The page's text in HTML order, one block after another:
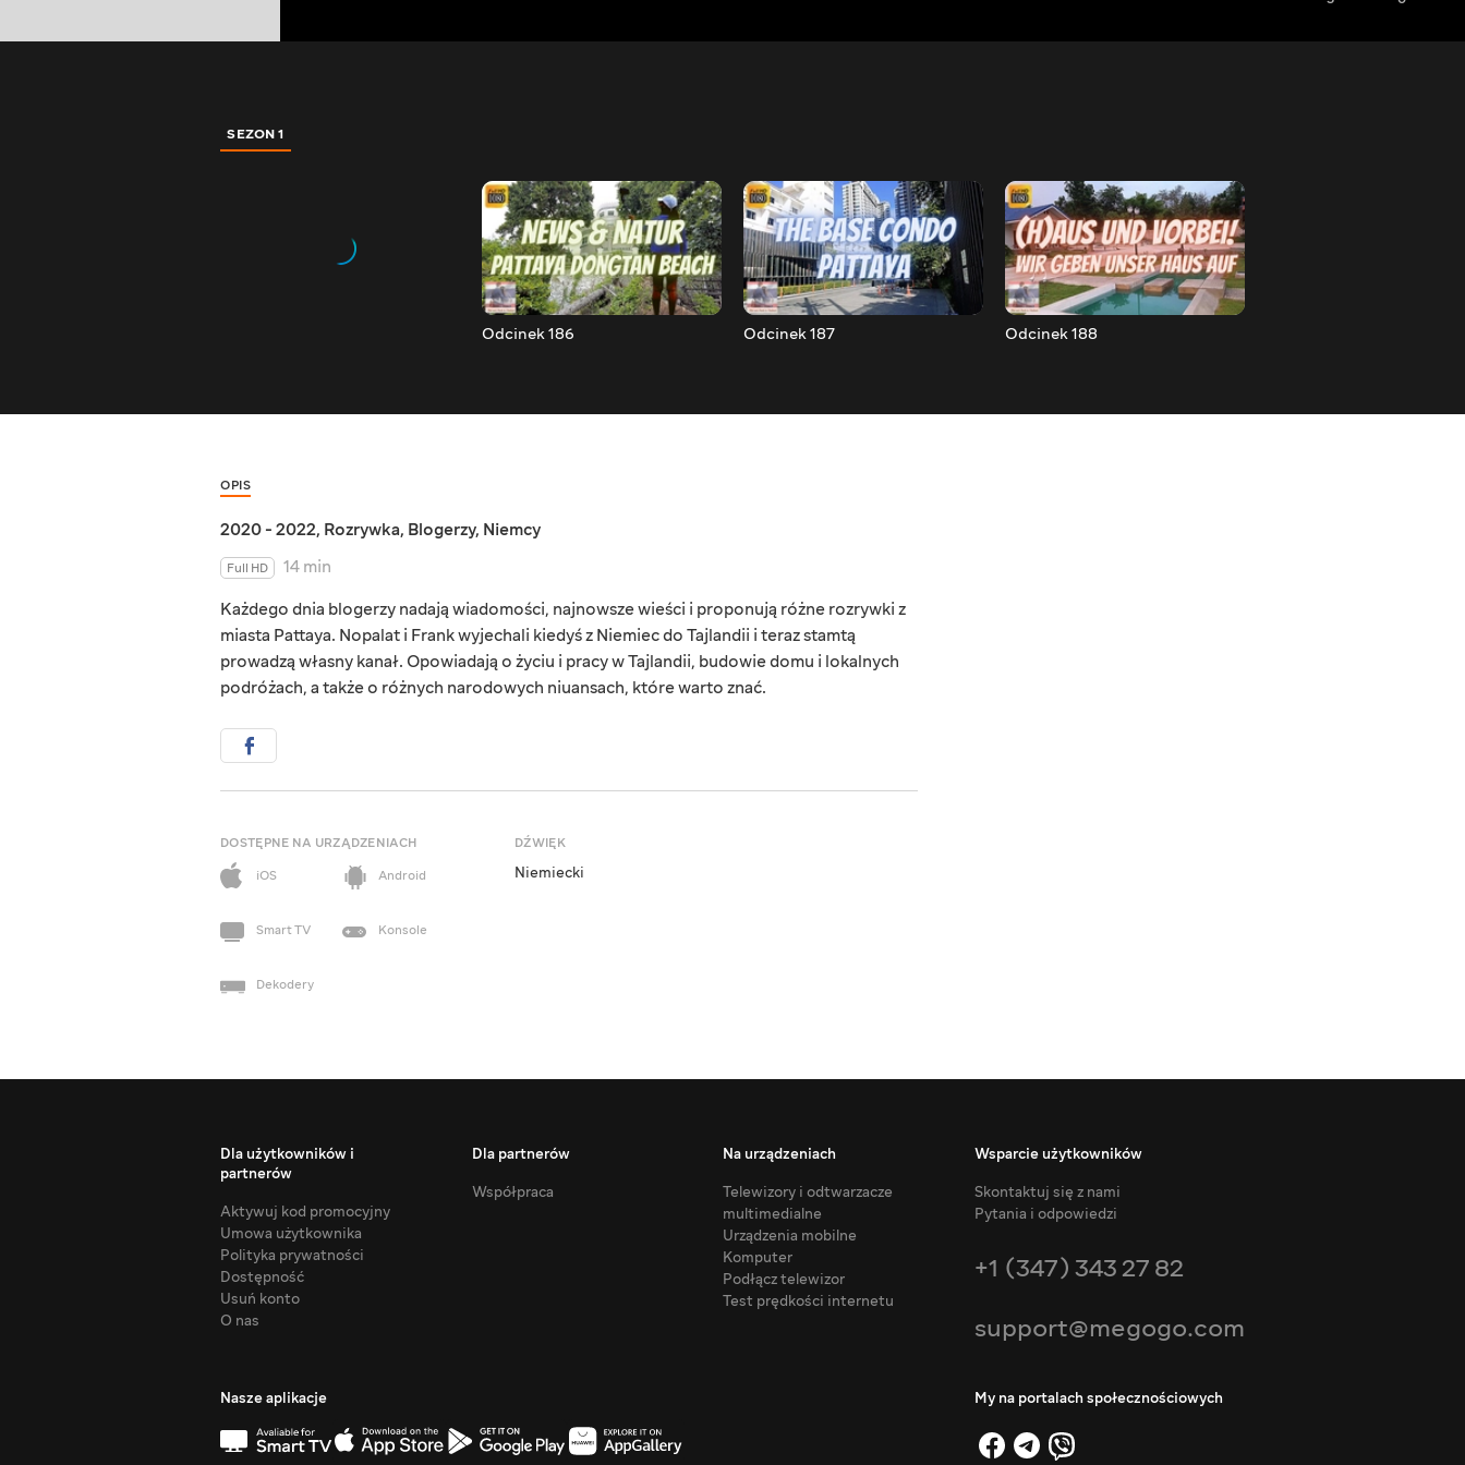
SEZON 1
Odcinek 186 Odcinek 187 Odcinek 188
OPIS
2020 - 2022, Rozrywka, Blogerzy, Niemcy
Full HD
14 min
Każdego dnia blogerzy nadają wiadomości, najnowsze wieści i proponują różne rozrywki z
miasta Pattaya. Nopalat i Frank wyjechali kiedyś z Niemiec do Tajlandii i teraz stamtą
prowadzą własny kanał. Opowiadają o życiu i pracy w Tajlandii, budowie domu i lokalnych
podróżach, a także o różnych narodowych niuansach, które warto znać.
DOSTĘPNE NA URZĄDZENIACH
iOS
Android
Smart TV Konsole
Dekodery
DŹWIĘK
Niemiecki
Dla użytkowników i
partnerów
Aktywuj kod promocyjny
Umowa użytkownika
Polityka prywatności
Dostępność
Usuń konto
O nas
Dla partnerów
Współpraca
Na urządzeniach
Telewizory i odtwarzacze
multimedialne
Urządzenia mobilne
Komputer
Podłącz telewizor
Test prędkości internetu
Wsparcie użytkowników
Skontaktuj się z nami
Pytania i odpowiedzi
+1 (347) 343 27 82
support@megogo.com
Nasze aplikacje My na portalach społecznościowych